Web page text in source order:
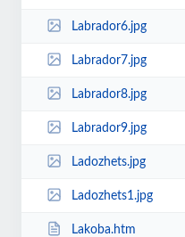
Labrador6.jpg
Labrador7.jpg
Labrador8.jpg
Labrador9.jpg
Ladozhets.jpg
Ladozhets1.jpg
Lakoba.htm